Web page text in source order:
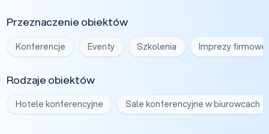
Przeznaczenie obiektów
Konferencje Eventy Szkolenia Imprezy firmowe
Rodzaje obiektów
Hotele konferencyjne Sale konferencyjne w biurowcach